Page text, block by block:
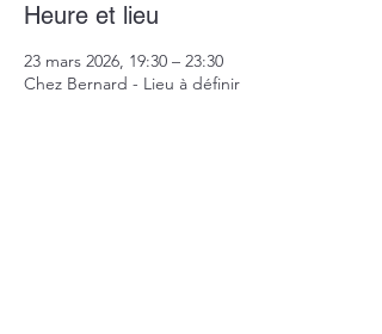
Heure et lieu
23 mars 2026, 19:30 – 23:30
Chez Bernard - Lieu à définir